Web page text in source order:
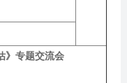
》专题交流会